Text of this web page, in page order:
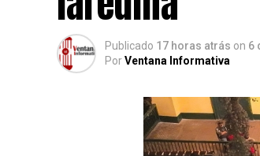
Publicado 17 horas atrás on 6
PorVentana Informativa